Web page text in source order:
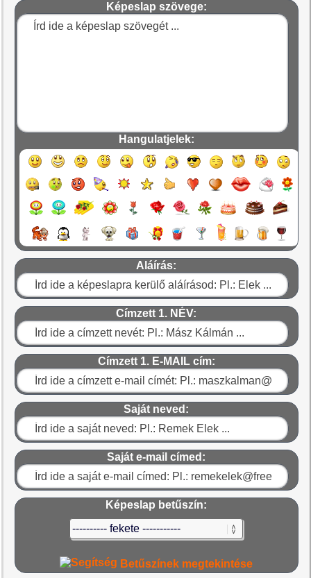
Képeslap szövege:
Hangulatjelek:
Aláírás:
Címzett 1. NÉV:
Címzett 1. E-MAIL cím:
Saját neved:
Saját e-mail címed:
Képeslap betűszín:
Betűszínek megtekintése